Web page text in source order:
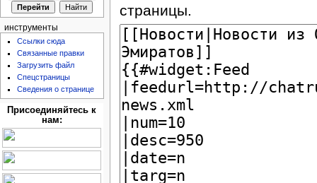
страницы.
инструменты
Ссылки сюда
Связанные правки
Загрузить файл
Спецстраницы
Сведения о странице
Присоединяйтесь к
нам: